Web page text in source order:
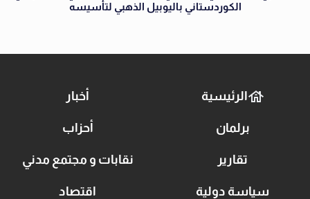
الكوردستاني باليوبيل الذهبي لتأسيسه
الرئيسية أخبار
برلمان أحزاب
تقارير نقابات و مجتمع مدني
سياسة دولية اقتصاد